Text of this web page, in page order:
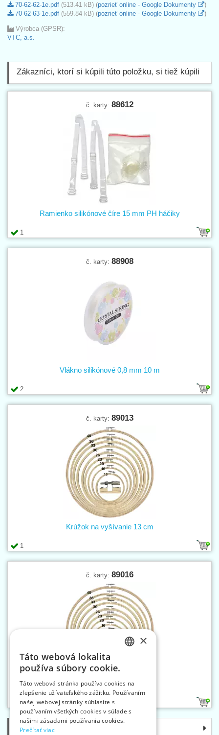
70-62-62-1e.pdf (513.41 kB) (pozrieť online - Google Dokumenty
)
70-62-63-1e.pdf (559.84 kB) (pozrieť online - Google Dokumenty )
Výrobca (GPSR):
VTC, a.s.
Zákazníci, ktorí si kúpili túto položku, si tiež kúpili
č. karty: 88612
1
Ramienko silikónové číre 15 mm PH háčiky
č. karty: 88908
2
Vlákno silikónové 0,8 mm 10 m
č. karty: 89013
1
Krúžok na vyšívanie 13 cm
č. karty: 89016
1
Krúžok na vyšívanie 16 cm
Kategórie
ENGLISH
GERMAN
×
Táto webová lokalita
používa súbory cookie.
Táto webová stránka používa cookies na
zlepšenie užívateľského zážitku. Používaním
našej webovej stránky súhlasíte s
používaním všetkých cookies v súlade s
našimi zásadami používania cookies.
Prečítať viac